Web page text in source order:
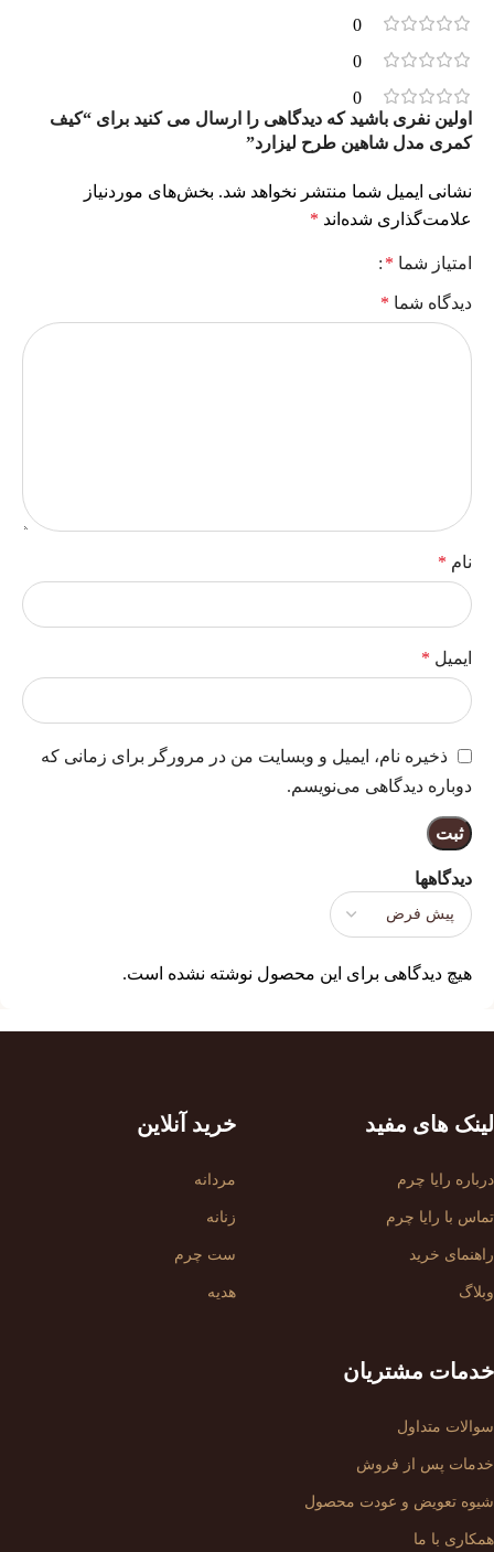
0
0
0
دیدگاهها
هیچ دیدگاهی برای این محصول نوشته نشده است.
اولین نفری باشید که دیدگاهی را ارسال می کنید برای “کیف
کمری مدل شاهین طرح لیزارد”
نشانی ایمیل شما منتشر نخواهد شد. بخش‌های موردنیاز
علامت‌گذاری شده‌اند *
امتیاز شما *
دیدگاه شما *
نام *
ایمیل *
ذخیره نام، ایمیل و وبسایت من در مرورگر برای زمانی که
دوباره دیدگاهی می‌نویسم.
لینک های مفید
درباره رایا چرم
تماس با رایا چرم
راهنمای خرید
وبلاگ
خرید آنلاین
مردانه
زنانه
ست چرم
هدیه
خدمات مشتریان
سوالات متداول
خدمات پس از فروش
شیوه تعویض و عودت محصول
همکاری با ما